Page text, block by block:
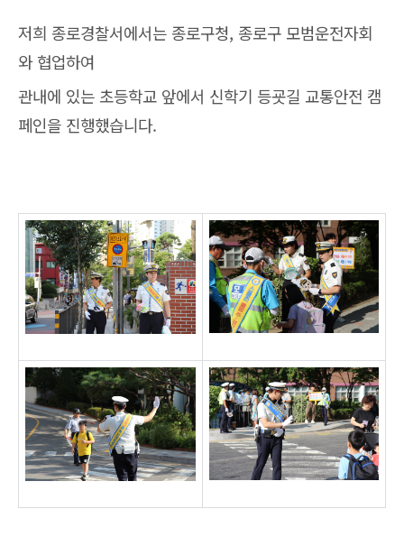
저희 종로경찰서에서는 종로구청, 종로구 모범운전자회
와 협업하여
관내에 있는 초등학교 앞에서 신학기 등굣길 교통안전 캠
페인을 진행했습니다.